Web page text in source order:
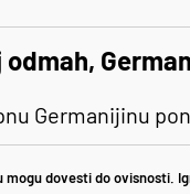
Germanijinu
mogu dovesti do ovisnosti.